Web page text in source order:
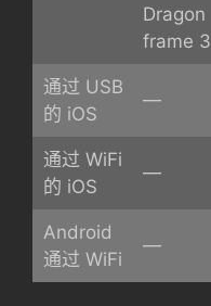
Dragon
frame 3
通过 USB
的 iOS
—
通过 WiFi
的 iOS
—
Android
通过 WiFi
—